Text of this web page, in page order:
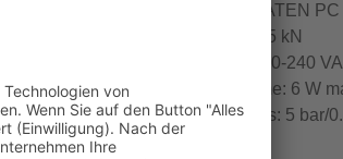
TECHNISCHE DATEN PC
Max. Presskraft: 15 kN
Netzanschluss: 110-240
Leistungsaufnahme: 6 W
Druckluftanschluss: 5 bar/